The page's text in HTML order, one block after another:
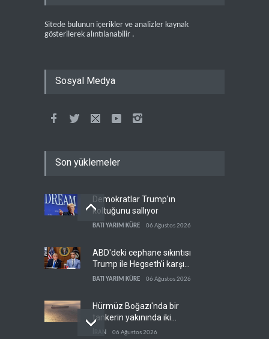
Sitede bulunun içerikler ve analizler kaynak
gösterilerek alıntılanabilir .
Sosyal Medya
Son yüklemeler
Demokratlar Trump'ın
koltuğunu sallıyor
BATI YARIM KÜRE 06 Ağustos 2026
ABD'deki cephane sıkıntısı
Trump ile Hegseth'i karşı
karşıya getirdi
BATI YARIM KÜRE 06 Ağustos 2026
Hürmüz Boğazı'nda bir
tankerin yakınında iki
patlama meydana geldi
İRAN 06 Ağustos 2026